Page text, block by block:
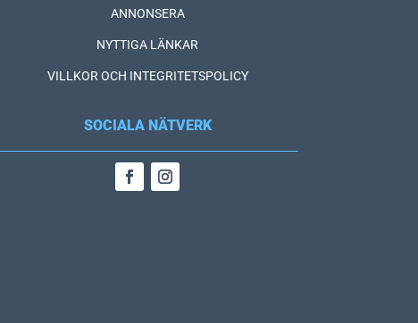
ANNONSERA
NYTTIGA LÄNKAR
VILLKOR OCH INTEGRITETSPOLICY
SOCIALA NÄTVERK